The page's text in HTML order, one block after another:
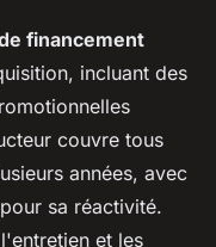
financement
incluant des
couvre tous
années, avec
sa réactivité.
et les